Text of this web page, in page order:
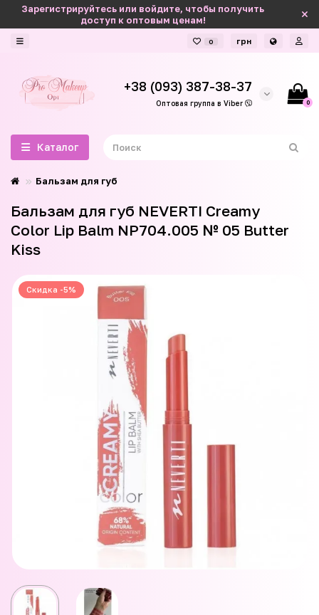
Зарегистрируйтесь или войдите, чтобы получить
доступ к оптовым ценам!
0 грн
+38 (093) 387-38-37
Оптовая группа в Viber 0
Каталог
Бальзам для губ
Бальзам для губ NEVERTI Creamy
Color Lip Balm NP704.005 № 05 Butter
Kiss
Скидка -5%